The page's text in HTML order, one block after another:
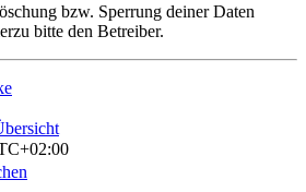
bzw. Sperrung deiner Daten
bitte den Betreiber.